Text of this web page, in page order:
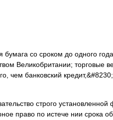
со сроком до одного
Великобритании; торговые
чем банковский
строго
право по истече нии срока